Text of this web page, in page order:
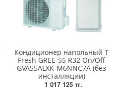
Кондиционер напольный T
Fresh GREE-55 R32 On/Off
GVA55ALXK-M6NNC7A (без
инсталляции)
1 017 125 тг.